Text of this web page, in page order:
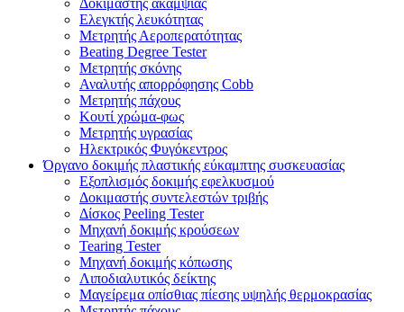
Ελεγκτής λευκότητας
Μετρητής Αεροπερατότητας
Beating Degree Tester
Μετρητής σκόνης
Αναλυτής απορρόφησης Cobb
Μετρητής πάχους
Κουτί χρώμα-φως
Μετρητής υγρασίας
Ηλεκτρικός Φυγόκεντρος
Όργανο δοκιμής πλαστικής εύκαμπτης συσκευασίας
Εξοπλισμός δοκιμής εφελκυσμού
Δοκιμαστής συντελεστών τριβής
Δίσκος Peeling Tester
Μηχανή δοκιμής κρούσεων
Tearing Tester
Μηχανή δοκιμής κόπωσης
Λιποδιαλυτικός δείκτης
Μαγείρεμα οπίσθιας πίεσης υψηλής θερμοκρασίας